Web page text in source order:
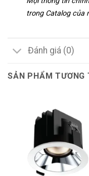
trong Catalog của
Đánh giá (0)
SẢN PHẨM TƯƠNG